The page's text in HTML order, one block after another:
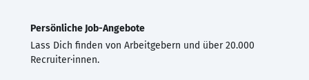
Persönliche Job-Angebote
Lass Dich finden von Arbeitgebern und über 20.000
Recruiter·innen.